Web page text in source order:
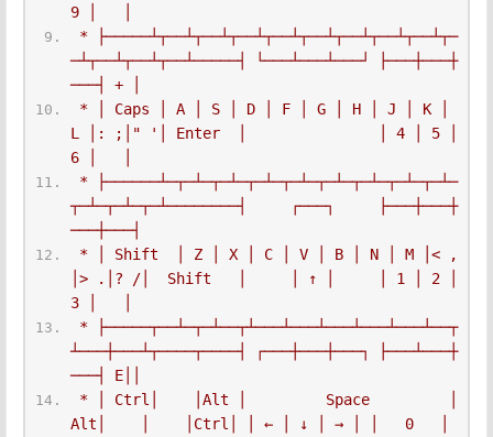
9 │   │
─┴┬──┴┬──┴┬──┴─────┤ └───┴───┴───┘ ├───┼───┼
───┤ + │
L │: ;│" '│ Enter  │               │ 4 │ 5 │
6 │   │
┬─┴─┬─┴─┬─┴────────┤     ┌───┐     ├───┼───┼
───┼───┤
│> .│? /│  Shift   │     │ ↑ │     │ 1 │ 2 │
3 │   │
┴───┼───┴┬────┬────┤ ┌───┼───┼───┐ ├───┴───┼
───┤ E││
Alt│    │    │Ctrl│ │ ← │ ↓ │ → │ │   0   │